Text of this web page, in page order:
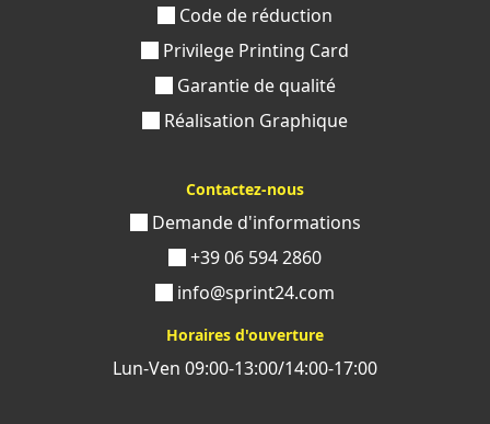
Code de réduction
Privilege Printing Card
Garantie de qualité
Réalisation Graphique
Contactez-nous
Demande d'informations
+39 06 594 2860
info@sprint24.com
Horaires d'ouverture
Lun-Ven 09:00-13:00/14:00-17:00